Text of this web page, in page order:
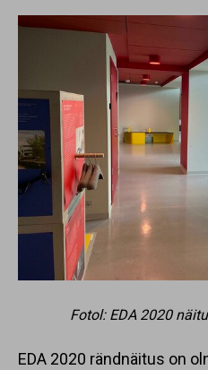
Fotol: EDA 2020
EDA 2020 rändnäitus on